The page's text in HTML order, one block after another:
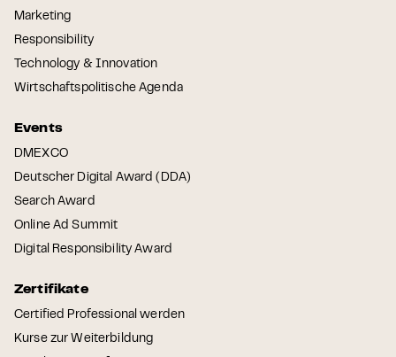
Marketing
Responsibility
Technology & Innovation
Wirtschaftspolitische Agenda
Events
DMEXCO
Deutscher Digital Award (DDA)
Search Award
Online Ad Summit
Digital Responsibility Award
Zertifikate
Certified Professional werden
Kurse zur Weiterbildung